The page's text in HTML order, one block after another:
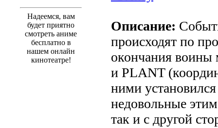
Надеемся, вам
будет приятно
смотреть аниме
бесплатно в
нашем онлайн
кинотеатре!
Описание:
происходят по
окончания воины
и PLANT
ними
недовольные
так и с другой